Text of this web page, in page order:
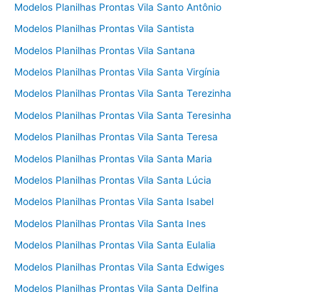
Modelos Planilhas Prontas Vila Santo Antônio
Modelos Planilhas Prontas Vila Santista
Modelos Planilhas Prontas Vila Santana
Modelos Planilhas Prontas Vila Santa Virgínia
Modelos Planilhas Prontas Vila Santa Terezinha
Modelos Planilhas Prontas Vila Santa Teresinha
Modelos Planilhas Prontas Vila Santa Teresa
Modelos Planilhas Prontas Vila Santa Maria
Modelos Planilhas Prontas Vila Santa Lúcia
Modelos Planilhas Prontas Vila Santa Isabel
Modelos Planilhas Prontas Vila Santa Ines
Modelos Planilhas Prontas Vila Santa Eulalia
Modelos Planilhas Prontas Vila Santa Edwiges
Modelos Planilhas Prontas Vila Santa Delfina